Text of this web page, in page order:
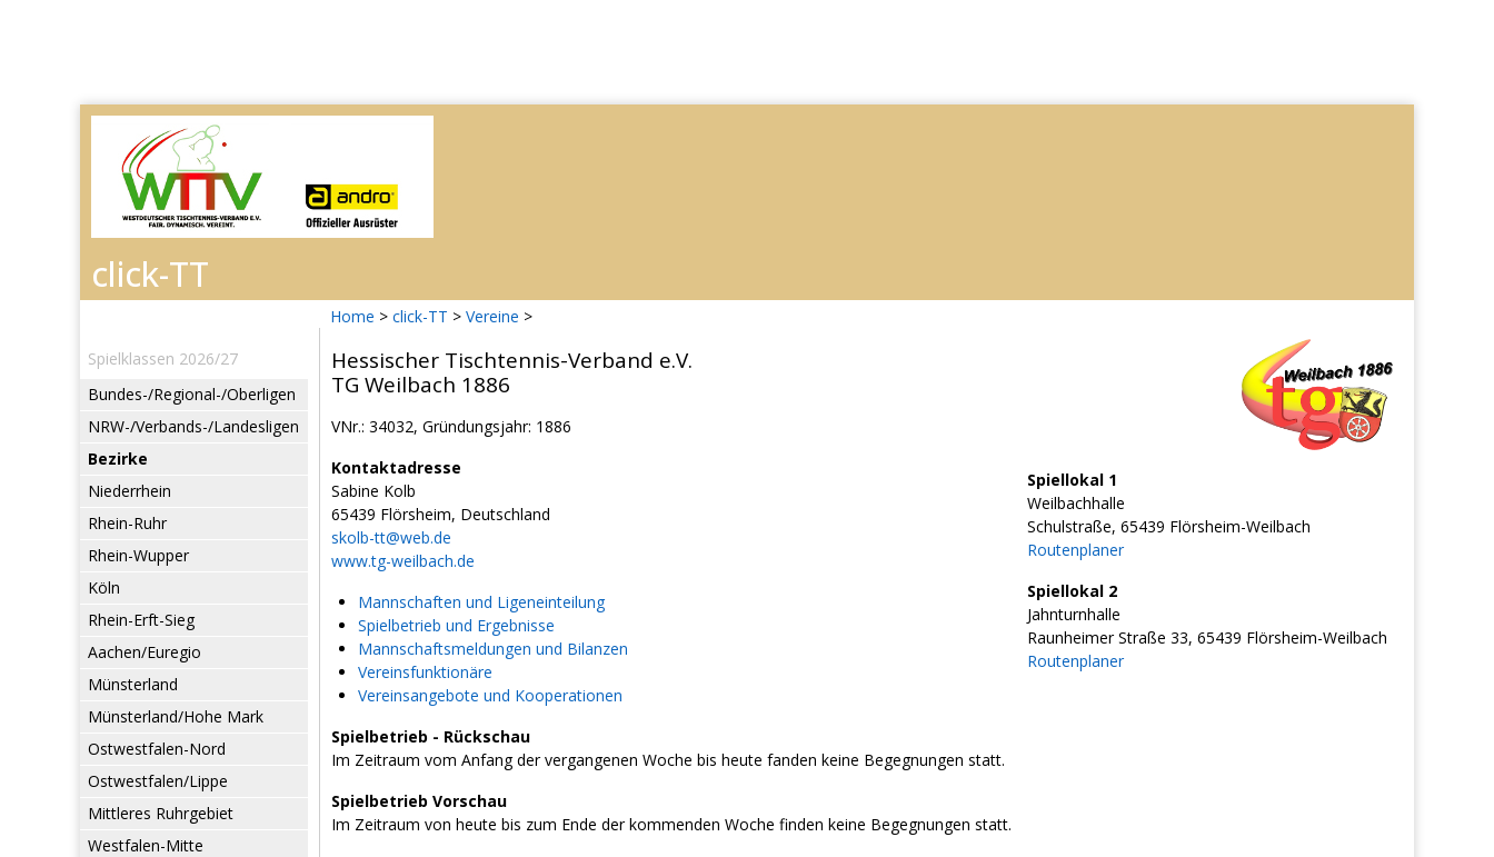
Home > click-TT > Vereine >
Spielklassen 2026/27
Bundes-/Regional-/Oberligen
NRW-/Verbands-/Landesligen
Bezirke
Niederrhein
Rhein-Ruhr
Rhein-Wupper
Köln
Rhein-Erft-Sieg
Aachen/Euregio
Münsterland
Münsterland/Hohe Mark
Ostwestfalen-Nord
Ostwestfalen/Lippe
Mittleres Ruhrgebiet
Westfalen-Mitte
Hessischer Tischtennis-Verband e.V.
TG Weilbach 1886
VNr.: 34032, Gründungsjahr: 1886
Kontaktadresse
Sabine Kolb
65439 Flörsheim, Deutschland
skolb-tt@web.de
www.tg-weilbach.de
Mannschaften und Ligeneinteilung
Spielbetrieb und Ergebnisse
Mannschaftsmeldungen und Bilanzen
Vereinsfunktionäre
Vereinsangebote und Kooperationen
Spiellokal 1
Weilbachhalle
Schulstraße, 65439 Flörsheim-Weilbach
Routenplaner
Spiellokal 2
Jahnturnhalle
Raunheimer Straße 33, 65439 Flörsheim-Weilbach
Routenplaner
Spielbetrieb - Rückschau
Im Zeitraum vom Anfang der vergangenen Woche bis heute fanden keine Begegnungen statt.
Spielbetrieb Vorschau
Im Zeitraum von heute bis zum Ende der kommenden Woche finden keine Begegnungen statt.